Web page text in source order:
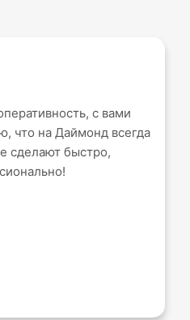
с вами
что на Даймонд всегда
сделают быстро,